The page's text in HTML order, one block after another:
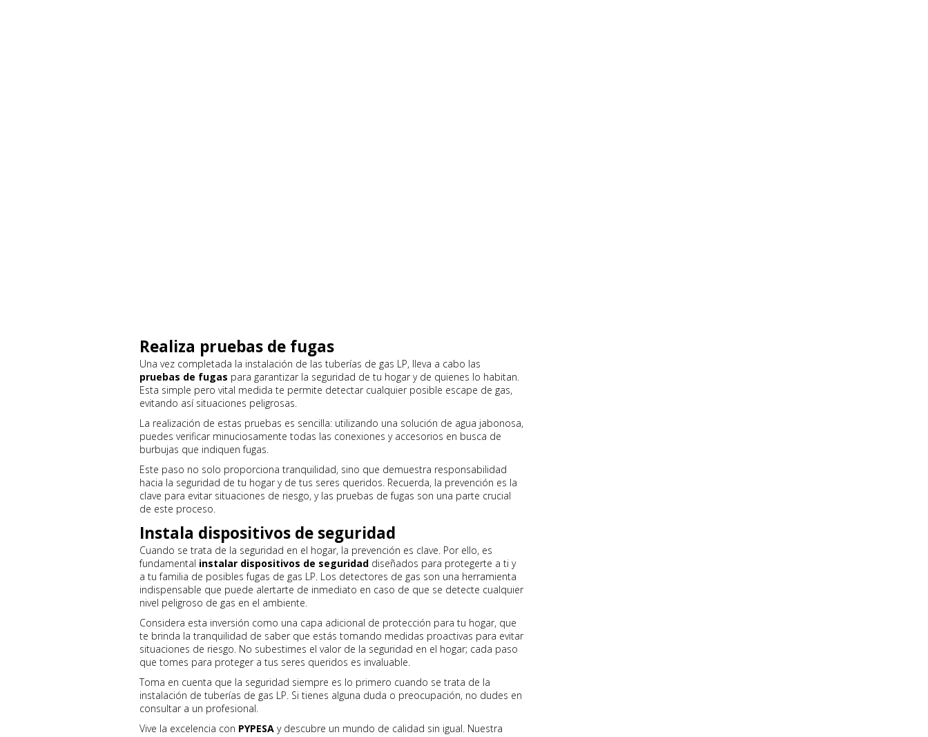
Realiza pruebas de fugas
Una vez completada la instalación de las tuberías de gas LP, lleva a cabo las
pruebas de fugas para garantizar la seguridad de tu hogar y de quienes lo habitan.
Esta simple pero vital medida te permite detectar cualquier posible escape de gas,
evitando así situaciones peligrosas.
La realización de estas pruebas es sencilla: utilizando una solución de agua jabonosa,
puedes verificar minuciosamente todas las conexiones y accesorios en busca de
burbujas que indiquen fugas.
Este paso no solo proporciona tranquilidad, sino que demuestra responsabilidad
hacia la seguridad de tu hogar y de tus seres queridos. Recuerda, la prevención es la
clave para evitar situaciones de riesgo, y las pruebas de fugas son una parte crucial
de este proceso.
Instala dispositivos de seguridad
Cuando se trata de la seguridad en el hogar, la prevención es clave. Por ello, es
fundamental instalar dispositivos de seguridad diseñados para protegerte a ti y
a tu familia de posibles fugas de gas LP. Los detectores de gas son una herramienta
indispensable que puede alertarte de inmediato en caso de que se detecte cualquier
nivel peligroso de gas en el ambiente.
Considera esta inversión como una capa adicional de protección para tu hogar, que
te brinda la tranquilidad de saber que estás tomando medidas proactivas para evitar
situaciones de riesgo. No subestimes el valor de la seguridad en el hogar; cada paso
que tomes para proteger a tus seres queridos es invaluable.
Toma en cuenta que la seguridad siempre es lo primero cuando se trata de la
instalación de tuberías de gas LP. Si tienes alguna duda o preocupación, no dudes en
consultar a un profesional.
Vive la excelencia con PYPESA y descubre un mundo de calidad sin igual. Nuestra